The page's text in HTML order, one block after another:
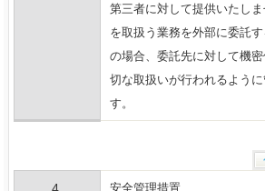
第三者に対して提供いたし
を取扱う業務を外部に委託
の場合、委託先に対して機
切な取扱いが行われるよう
す。
4. 安全管理措置